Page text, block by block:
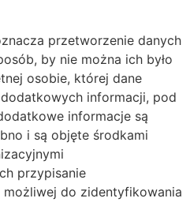
przetworzenie danych
by nie można ich było
osobie, której dane
informacji, pod
informacje są
i są objęte środkami
przypisanie
do zidentyfikowania